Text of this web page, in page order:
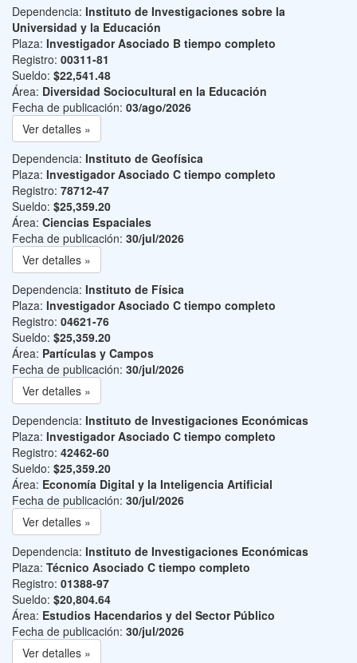
Dependencia: Instituto de Investigaciones sobre la
Universidad y la Educación
Plaza: Investigador Asociado B tiempo completo
Registro: 00311-81
Sueldo: $22,541.48
Área: Diversidad Sociocultural en la Educación
Fecha de publicación: 03/ago/2026
Ver detalles »
Dependencia: Instituto de Geofísica
Plaza: Investigador Asociado C tiempo completo
Registro: 78712-47
Sueldo: $25,359.20
Área: Ciencias Espaciales
Fecha de publicación: 30/jul/2026
Ver detalles »
Dependencia: Instituto de Física
Plaza: Investigador Asociado C tiempo completo
Registro: 04621-76
Sueldo: $25,359.20
Área: Partículas y Campos
Fecha de publicación: 30/jul/2026
Ver detalles »
Dependencia: Instituto de Investigaciones Económicas
Plaza: Investigador Asociado C tiempo completo
Registro: 42462-60
Sueldo: $25,359.20
Área: Economía Digital y la Inteligencia Artificial
Fecha de publicación: 30/jul/2026
Ver detalles »
Dependencia: Instituto de Investigaciones Económicas
Plaza: Técnico Asociado C tiempo completo
Registro: 01388-97
Sueldo: $20,804.64
Área: Estudios Hacendarios y del Sector Público
Fecha de publicación: 30/jul/2026
Ver detalles »